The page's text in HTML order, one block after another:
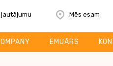
Mēs esam
EMUĀRS